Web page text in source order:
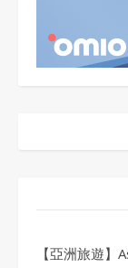
【亞洲旅遊】